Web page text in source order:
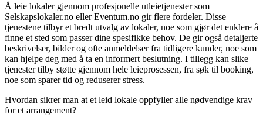
Å leie lokaler gjennom profesjonelle utleietjenester som
Selskapslokaler.no eller Eventum.no gir flere fordeler. Disse
tjenestene tilbyr et bredt utvalg av lokaler, noe som gjør det enklere å
finne et sted som passer dine spesifikke behov. De gir også detaljerte
beskrivelser, bilder og ofte anmeldelser fra tidligere kunder, noe som
kan hjelpe deg med å ta en informert beslutning. I tillegg kan slike
tjenester tilby støtte gjennom hele leieprosessen, fra søk til booking,
noe som sparer tid og reduserer stress.
Hvordan sikrer man at et leid lokale oppfyller alle nødvendige krav
for et arrangement?